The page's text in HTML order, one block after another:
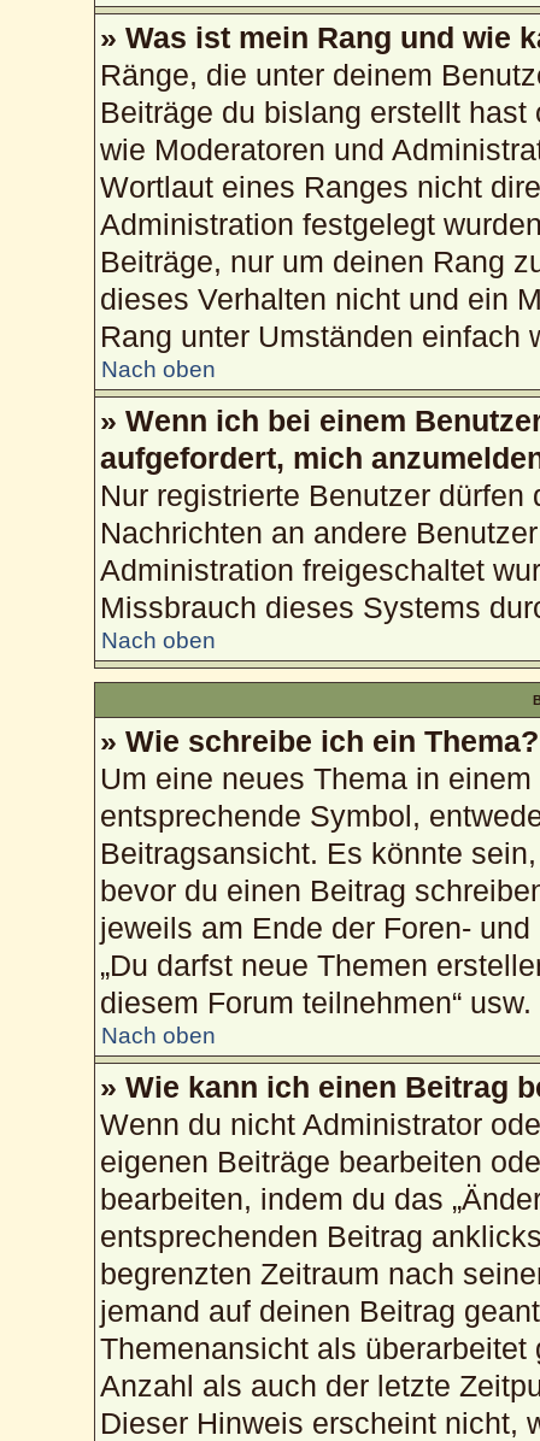
» Was ist mein Rang und wie
Ränge, die unter deinem
Beiträge du bislang erstellt
wie Moderatoren und
Wortlaut eines Ranges nicht
Administration festgelegt
Beiträge, nur um deinen Rang
dieses Verhalten nicht und ein
Rang unter Umständen einfach
Nach oben
» Wenn ich bei einem
aufgefordert, mich
Nur registrierte Benutzer
Nachrichten an andere
Administration freigeschaltet
Missbrauch dieses Systems
Nach oben
» Wie schreibe ich ein Thema?
Um eine neues Thema in
entsprechende Symbol,
Beitragsansicht. Es könnte
bevor du einen Beitrag
jeweils am Ende der Foren-
„Du darfst neue Themen
diesem Forum teilnehmen“ usw.
Nach oben
» Wie kann ich einen Beitrag
Wenn du nicht Administrator
eigenen Beiträge bearbeiten
bearbeiten, indem du das
entsprechenden Beitrag
begrenzten Zeitraum nach
jemand auf deinen Beitrag
Themenansicht als
Anzahl als auch der letzte
Dieser Hinweis erscheint nicht,